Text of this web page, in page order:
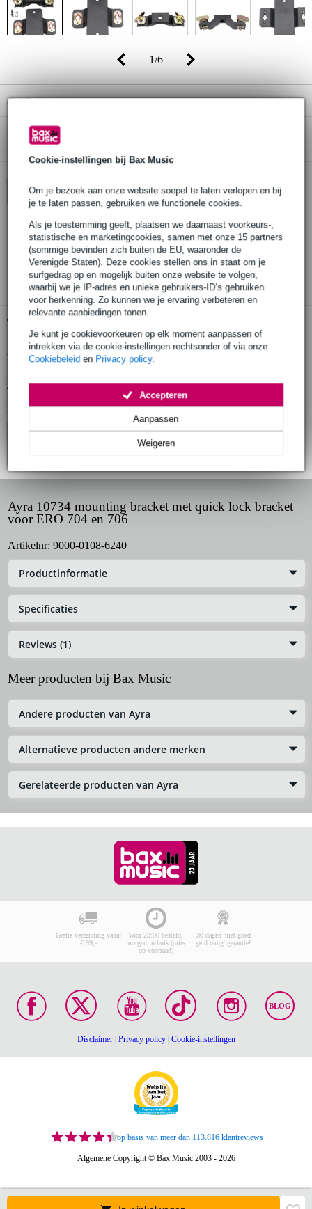
Cookie-instellingen bij Bax Music
Om je bezoek aan onze website soepel te laten verlopen en bij
je te laten passen, gebruiken we functionele cookies.
Als je toestemming geeft, plaatsen we daarnaast voorkeurs-,
statistische en marketingcookies, samen met onze 15 partners
(sommige bevinden zich buiten de EU, waaronder de
Verenigde Staten). Deze cookies stellen ons in staat om je
surfgedrag op en mogelijk buiten onze website te volgen,
waarbij we je IP-adres en unieke gebruikers-ID’s gebruiken
voor herkenning. Zo kunnen we je ervaring verbeteren en
relevante aanbiedingen tonen.
Je kunt je cookievoorkeuren op elk moment aanpassen of
intrekken via de cookie-instellingen rechtsonder of via onze
Cookiebeleid en Privacy policy.
Weigeren
Aanpassen
Accepteren
1/6
€ 12,-
Online voorraadstatus:
weken
In winkelwagen
30 dagen 'niet goed geld terug' garantie
3 jaar Bax Music garantie
Gratis ophalen in de winkel
Productinformatie
Bekijk alle productspecificaties
Bekijk ook eens (2)
Ayra 10734 mounting bracket met quick lock bracket
voor ERO 704 en 706
Artikelnr: 9000-0108-6240
Productinformatie
Specificaties
Reviews (1)
Meer producten bij Bax Music
Andere producten van Ayra
Alternatieve producten andere merken
Gerelateerde producten van Ayra
Gratis verzending vanaf
€ 99,-
Voor 23:00 besteld,
morgen in huis (mits
op voorraad)
30 dagen 'niet goed
geld terug' garantie!
BLOG
Disclaimer| Privacy policy| Cookie-instellingen
op basis van meer dan 113.816 klantreviews
Algemene Copyright © Bax Music 2003 - 2026